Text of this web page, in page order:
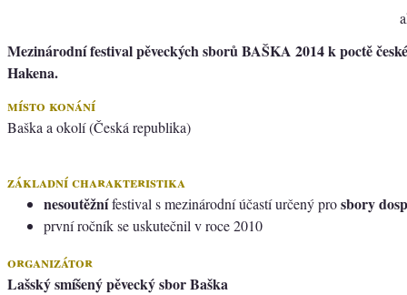
Mezinárodní festival pěveckých sborů BAŠKA 2014 k poctě
Hakena.
místo konání
Baška a okolí (Česká republika)
základní charakteristika
nesoutěžnífestival s mezinárodní účastí určený prosbory
první ročník se uskutečnil v roce 2010
organizátor
Lašský smíšený pěvecký sbor Baška